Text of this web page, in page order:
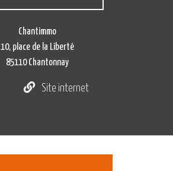
Chantimmo
10, place de la Liberté
85110 Chantonnay
Site internet